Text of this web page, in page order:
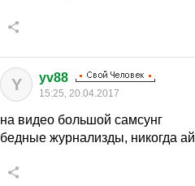
Y yv88
15:25, 20.04.2017
на видео большой самсунг
бедные журнализды, никогда